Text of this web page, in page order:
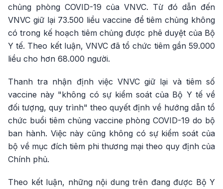
chủng phòng COVID-19 của VNVC. Từ đó dẫn đến
VNVC giữ lại 73.500 liều vaccine để tiêm chủng không
có trong kế hoạch tiêm chủng được phê duyệt của Bộ
Y tế. Theo kết luận, VNVC đã tổ chức tiêm gần 59.000
liều cho hơn 68.000 người.
Thanh tra nhận định việc VNVC giữ lại và tiêm số
vaccine này "không có sự kiểm soát của Bộ Y tế về
đối tượng, quy trình" theo quyết định về hướng dẫn tổ
chức buổi tiêm chủng vaccine phòng COVID-19 do bộ
ban hành. Việc này cũng không có sự kiểm soát của
bộ về mục đích tiêm phi thương mại theo quy định của
Chính phủ.
Theo kết luận, những nội dung trên đang được Bộ Y